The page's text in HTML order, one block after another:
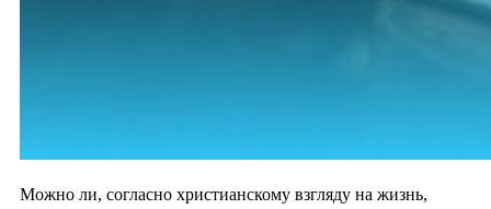
Можно ли, согласно христианскому взгляду на жизнь,